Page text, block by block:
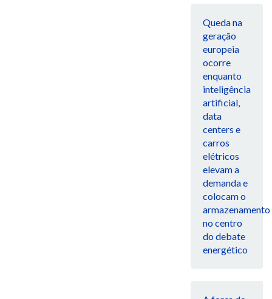
Queda na
geração
europeia
ocorre
enquanto
inteligência
artificial,
data
centers e
carros
elétricos
elevam a
demanda e
colocam o
armazenamento
no centro
do debate
energético